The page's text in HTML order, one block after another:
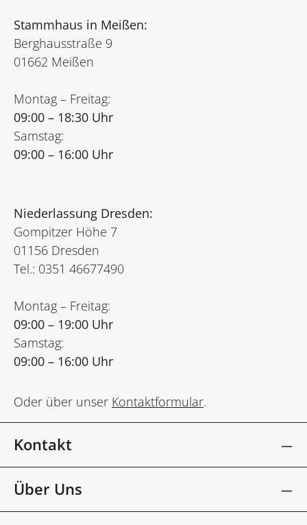
Stammhaus in Meißen:
Berghausstraße 9
01662 Meißen
Montag – Freitag:
09:00 – 18:30 Uhr
Samstag:
09:00 – 16:00 Uhr
Niederlassung Dresden:
Gompitzer Höhe 7
01156 Dresden
Tel.: 0351 46677490
Montag – Freitag:
09:00 – 19:00 Uhr
Samstag:
09:00 – 16:00 Uhr
Oder über unser Kontaktformular.
Kontakt
Über Uns